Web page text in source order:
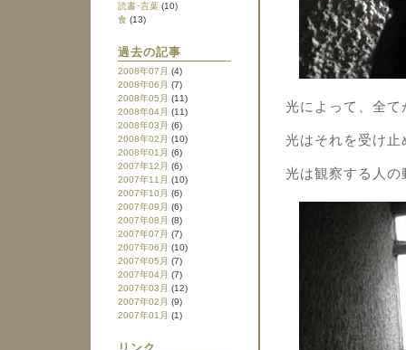
読書･言葉 (10)
食 (13)
過去の記事
2008年07月 (4)
2008年06月 (7)
2008年05月 (11)
2008年04月 (11)
2008年03月 (6)
2008年02月 (10)
2008年01月 (6)
2007年12月 (6)
2007年11月 (10)
2007年10月 (6)
2007年09月 (6)
2007年08月 (8)
2007年07月 (7)
2007年06月 (10)
2007年05月 (7)
2007年04月 (7)
2007年03月 (12)
2007年02月 (9)
2007年01月 (1)
光によって、全
光はそれを受け
光は観察する人